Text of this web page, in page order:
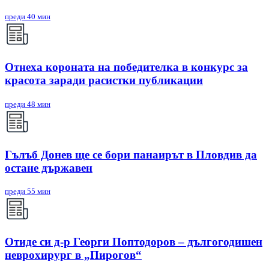
преди 40 мин
Отнеха короната на победителка в конкурс за
красота заради расистки публикации
преди 48 мин
Гълъб Донев ще се бори панаирът в Пловдив да
остане държавен
преди 55 мин
Отиде си д-р Георги Поптодоров – дългогодишен
неврохирург в „Пирогов“